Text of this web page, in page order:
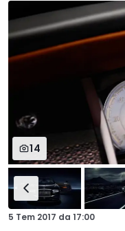
14
5 Tem 2017 da 17:00